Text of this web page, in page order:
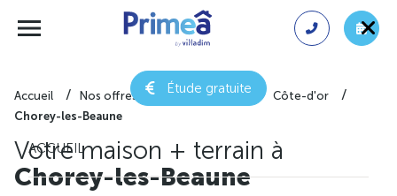
Étude gratuite
ACCUEIL
Accueil Nos offres de maison + terrain
Côte-d'or
Chorey-les-Beaune
Votre maison + terrain à
Chorey-les-Beaune